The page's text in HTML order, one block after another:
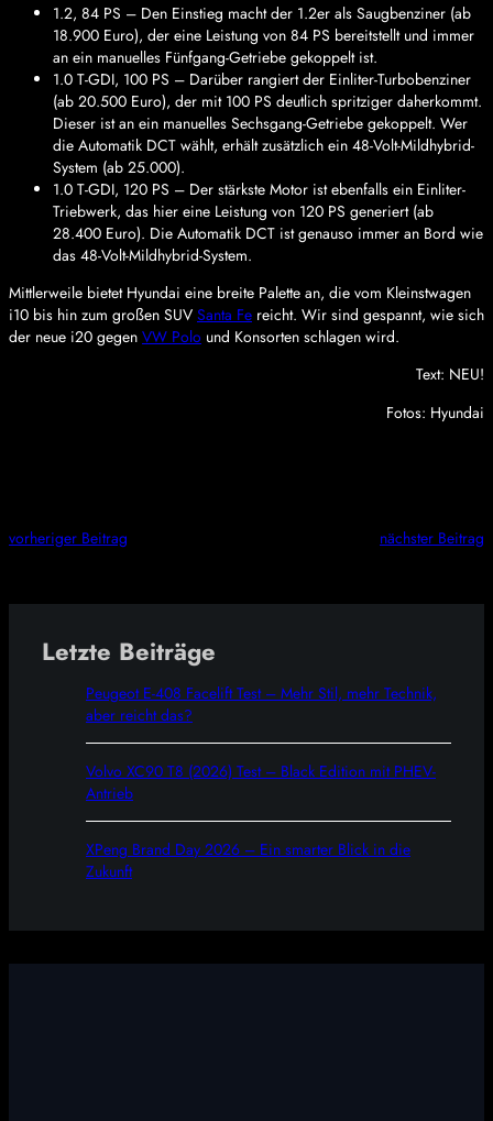
1.2, 84 PS – Den Einstieg macht der 1.2er als Saugbenziner (ab
18.900 Euro), der eine Leistung von 84 PS bereitstellt und immer
an ein manuelles Fünfgang-Getriebe gekoppelt ist.
1.0 T-GDI, 100 PS – Darüber rangiert der Einliter-Turbobenziner
(ab 20.500 Euro), der mit 100 PS deutlich spritziger daherkommt.
Dieser ist an ein manuelles Sechsgang-Getriebe gekoppelt. Wer
die Automatik DCT wählt, erhält zusätzlich ein 48-Volt-Mildhybrid-
System (ab 25.000).
1.0 T-GDI, 120 PS – Der stärkste Motor ist ebenfalls ein Einliter-
Triebwerk, das hier eine Leistung von 120 PS generiert (ab
28.400 Euro). Die Automatik DCT ist genauso immer an Bord wie
das 48-Volt-Mildhybrid-System.
Mittlerweile bietet Hyundai eine breite Palette an, die vom Kleinstwagen
i10 bis hin zum großen SUV Santa Fe reicht. Wir sind gespannt, wie sich
der neue i20 gegen VW Polo und Konsorten schlagen wird.
Text: NEU!
Fotos: Hyundai
vorheriger Beitrag nächster Beitrag
Letzte Beiträge
Peugeot E-408 Facelift Test – Mehr Stil, mehr Technik,
aber reicht das?
Volvo XC90 T8 (2026) Test – Black Edition mit PHEV-
Antrieb
XPeng Brand Day 2026 – Ein smarter Blick in die
Zukunft